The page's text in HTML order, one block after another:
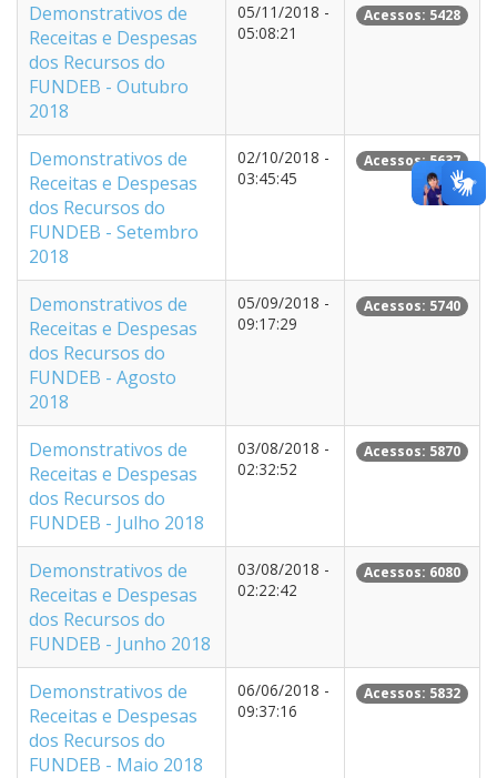
Demonstrativos de
Receitas e Despesas
dos Recursos do
FUNDEB - Outubro
2018
05/11/2018 -
05:08:21
Acessos: 5428
Demonstrativos de
Receitas e Despesas
dos Recursos do
FUNDEB - Setembro
2018
02/10/2018 -
03:45:45
Acessos: 5637
Demonstrativos de
Receitas e Despesas
dos Recursos do
FUNDEB - Agosto
2018
05/09/2018 -
09:17:29
Acessos: 5740
Demonstrativos de
Receitas e Despesas
dos Recursos do
FUNDEB - Julho 2018
03/08/2018 -
02:32:52
Acessos: 5870
Demonstrativos de
Receitas e Despesas
dos Recursos do
FUNDEB - Junho 2018
03/08/2018 -
02:22:42
Acessos: 6080
Demonstrativos de
Receitas e Despesas
dos Recursos do
FUNDEB - Maio 2018
06/06/2018 -
09:37:16
Acessos: 5832